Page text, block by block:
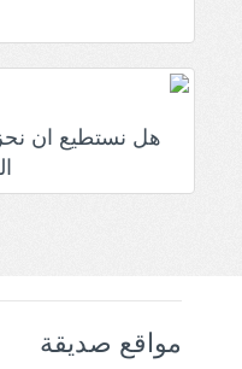
هل نستطيع ان
مواقع صديقة